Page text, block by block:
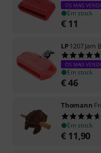
OS MAIS
Em stock
€ 11
LP1207 Jam
OS MAIS
Em stock
€46
Thomann
Em stock
€ 11,90